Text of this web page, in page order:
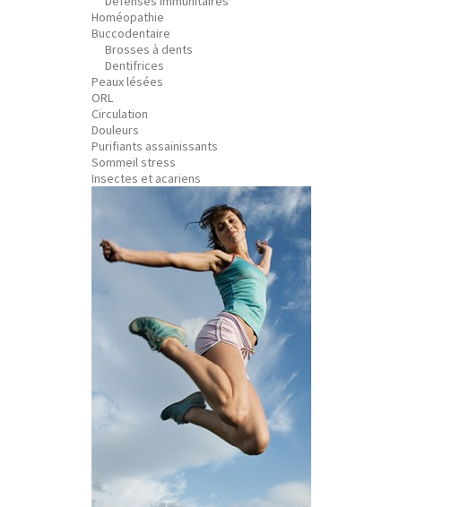
Homéopathie
Buccodentaire
Brosses à dents
Dentifrices
Peaux lésées
ORL
Circulation
Douleurs
Purifiants assainissants
Sommeil stress
Insectes et acariens